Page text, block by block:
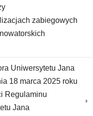
zabiegowych
Uniwersytetu Jana
18 marca 2025 roku
Regulaminu
Jana